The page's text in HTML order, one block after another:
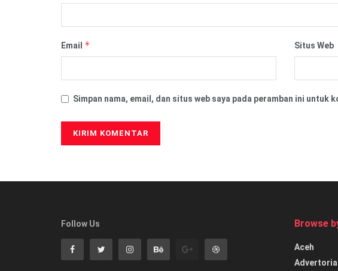
Email * Situs Web
Simpan nama, email, dan situs web saya pada peramban ini untuk
Follow Us Browse
Aceh
Advertorial